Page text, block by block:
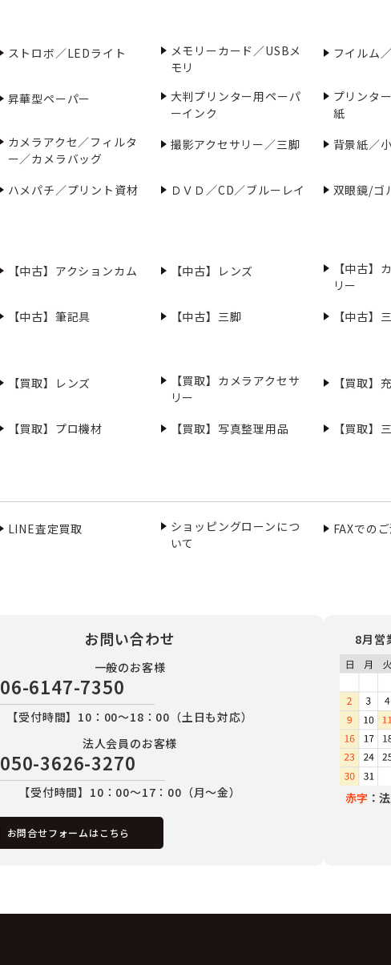
ストロボ／LEDライト
メモリーカード／USBメ
モリ
フイルム
昇華型ペーパー
大判プリンター用ペーパ
ーインク
プリンタ
紙
カメラアクセ／フィルタ
ー／カメラバッグ
撮影アクセサリー／三脚 背景紙／
ハメパチ／プリント資材 ＤＶＤ／CD／ブルーレイ 双眼鏡/ゴ
【中古】アクションカム 【中古】レンズ
【中古】
リー
【中古】筆記具 【中古】三脚 【中古】
【買取】レンズ
【買取】カメラアクセサ
リー
【買取】
【買取】プロ機材 【買取】写真整理用品 【買取】
LINE査定買取
ショッピングローンにつ
いて
FAXでの
お問い合わせ
一般のお客様
06-6147-7350
【受付時間】10：00～18：00（土日も対応）
法人会員のお客様
050-3626-3270
【受付時間】10：00～17：00（月～金）
お問合せフォームはこちら
8月営
赤字 ：